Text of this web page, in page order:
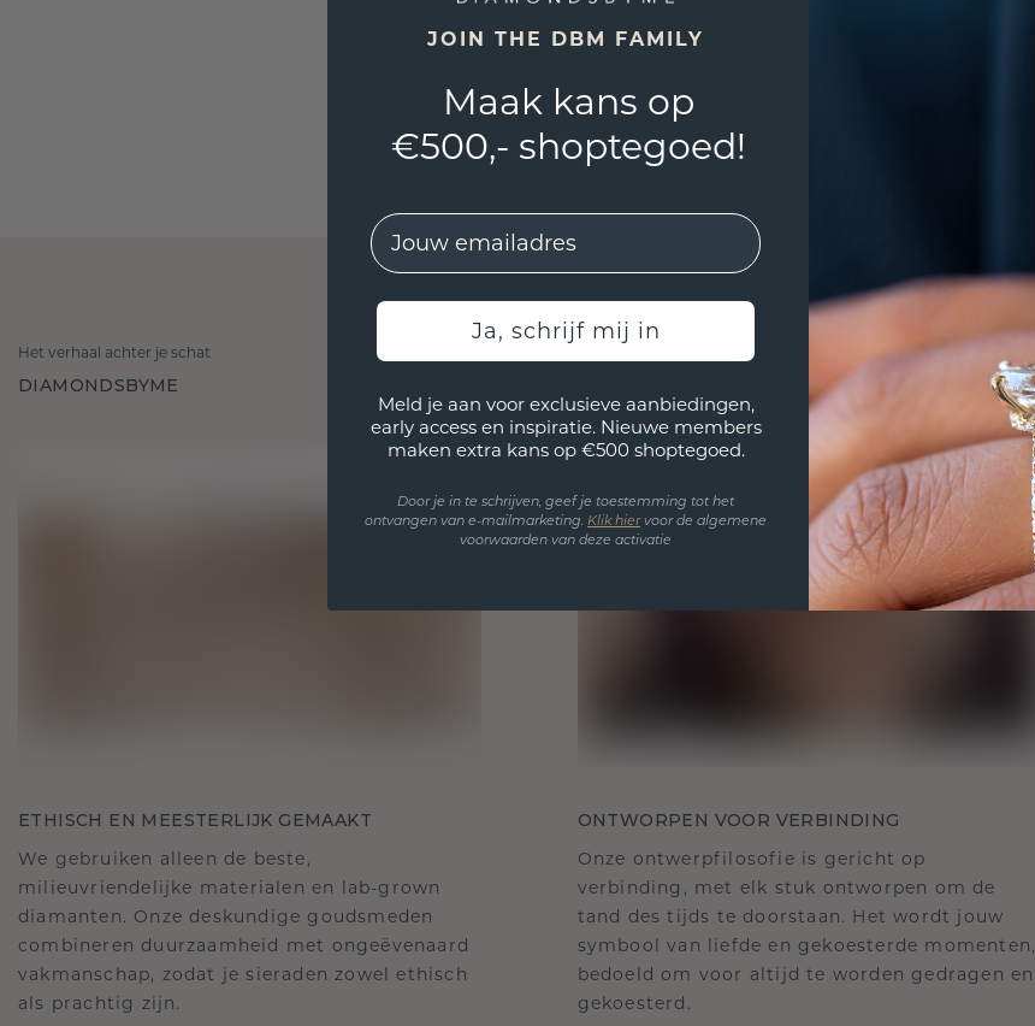
Het verhaal achter je schat
DIAMONDSBYME
ETHISCH EN MEESTERLIJK GEMAAKT
We gebruiken alleen de beste,
milieuvriendelijke materialen en lab-grown
diamanten. Onze deskundige goudsmeden
combineren duurzaamheid met ongeëvenaard
vakmanschap, zodat je sieraden zowel ethisch
als prachtig zijn.
ONTWORPEN VOOR VERBINDING
Onze ontwerpfilosofie is gericht op
verbinding, met elk stuk ontworpen om de
tand des tijds te doorstaan. Het wordt jouw
symbool van liefde en gekoesterde momenten,
bedoeld om voor altijd te worden gedragen en
gekoesterd.
JOIN THE DBM FAMILY
Maak kans op
€500,- shoptegoed!
EMail
Ja, schrijf mij in
Meld je aan voor exclusieve aanbiedingen,
early access en inspiratie. Nieuwe members
maken extra kans op €500 shoptegoed.
Door je in te schrijven, geef je toestemming tot het
ontvangen van e-mailmarketing. Klik hiervoor de algemene
voorwaarden van deze activatie